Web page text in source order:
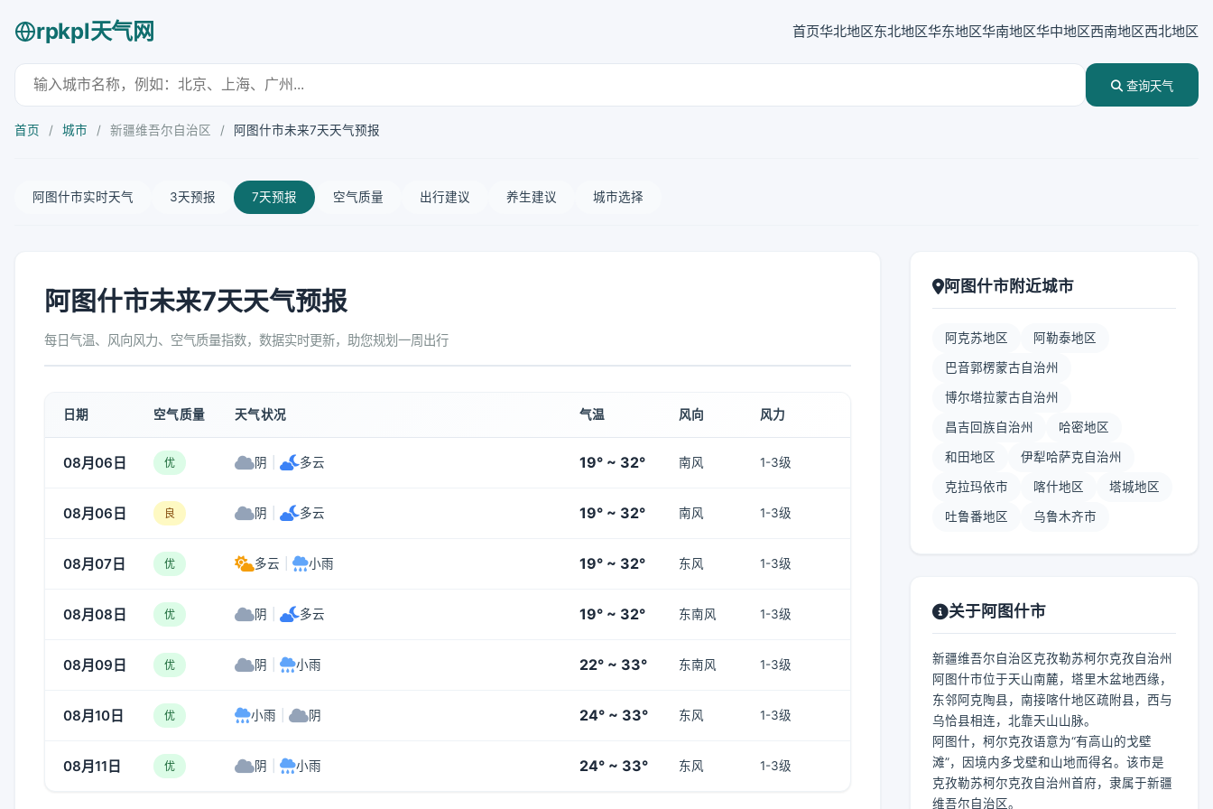
rpkpl天气网 首页华北地区东北地区华东地区华南地区华中地区西南地区西北地区
查询天气
首页 / 城市 / 新疆维吾尔自治区 / 阿图什市未来7天天气预报
阿图什市实时天气 3天预报 7天预报 空气质量 出行建议 养生建议 城市选择
阿图什市未来7天天气预报
每日气温、风向风力、空气质量指数，数据实时更新，助您规划一周出行
日期 空气质量 天气状况 气温 风向 风力
08月06日 优 阴 多云 19° ~ 32° 南风 1-3级
08月06日 良 阴 多云 19° ~ 32° 南风 1-3级
08月07日 优 多云 小雨 19° ~ 32° 东风 1-3级
08月08日 优 阴 多云 19° ~ 32° 东南风 1-3级
08月09日 优 阴 小雨 22° ~ 33° 东南风 1-3级
08月10日 优 小雨 阴 24° ~ 33° 东风 1-3级
08月11日 优 阴 小雨 24° ~ 33° 东风 1-3级
阿图什市附近城市
阿克苏地区 阿勒泰地区
巴音郭楞蒙古自治州
博尔塔拉蒙古自治州
昌吉回族自治州 哈密地区
和田地区 伊犁哈萨克自治州
克拉玛依市 喀什地区 塔城地区
吐鲁番地区 乌鲁木齐市
关于阿图什市
新疆维吾尔自治区克孜勒苏柯尔克孜自治州
阿图什市位于天山南麓，塔里木盆地西缘，
东邻阿克陶县，南接喀什地区疏附县，西与
乌恰县相连，北靠天山山脉。
阿图什，柯尔克孜语意为“有高山的戈壁
滩”，因境内多戈壁和山地而得名。该市是
克孜勒苏柯尔克孜自治州首府，隶属于新疆
维吾尔自治区。